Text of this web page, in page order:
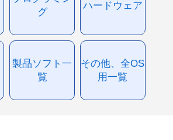
グ
ハードウェア
製品ソフト一
覧
その他、全OS
用一覧